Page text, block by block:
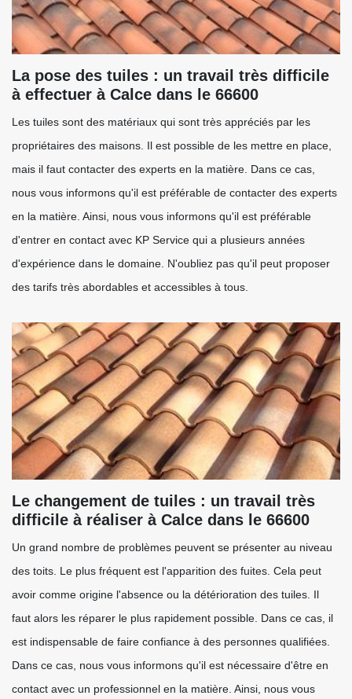
La pose des tuiles : un travail très difficile
à effectuer à Calce dans le 66600
Les tuiles sont des matériaux qui sont très appréciés par les
propriétaires des maisons. Il est possible de les mettre en place,
mais il faut contacter des experts en la matière. Dans ce cas,
nous vous informons qu'il est préférable de contacter des experts
en la matière. Ainsi, nous vous informons qu'il est préférable
d'entrer en contact avec KP Service qui a plusieurs années
d'expérience dans le domaine. N'oubliez pas qu'il peut proposer
des tarifs très abordables et accessibles à tous.
Le changement de tuiles : un travail très
difficile à réaliser à Calce dans le 66600
Un grand nombre de problèmes peuvent se présenter au niveau
des toits. Le plus fréquent est l'apparition des fuites. Cela peut
avoir comme origine l'absence ou la détérioration des tuiles. Il
faut alors les réparer le plus rapidement possible. Dans ce cas, il
est indispensable de faire confiance à des personnes qualifiées.
Dans ce cas, nous vous informons qu'il est nécessaire d'être en
contact avec un professionnel en la matière. Ainsi, nous vous